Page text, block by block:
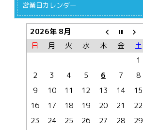
営業日カレンダー
2026年 8月
日
月 火 水 木 金
土
1
2
3 4 5 6 7
8
9
10 11 12 13 14
15
16
17 18 19 20 21
22
23
24 25 26 27 28
29